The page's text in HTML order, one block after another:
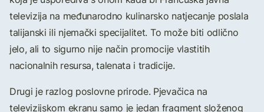
televizija na međunarodno kulinarsko natjecanje poslala
talijanski ili njemački specijalitet. To može biti odlično
jelo, ali to sigurno nije način promocije vlastitih
nacionalnih resursa, talenata i tradicije.
Drugi je razlog poslovne prirode. Pjevačica na
televizijskom ekranu samo je jedan fragment složenog